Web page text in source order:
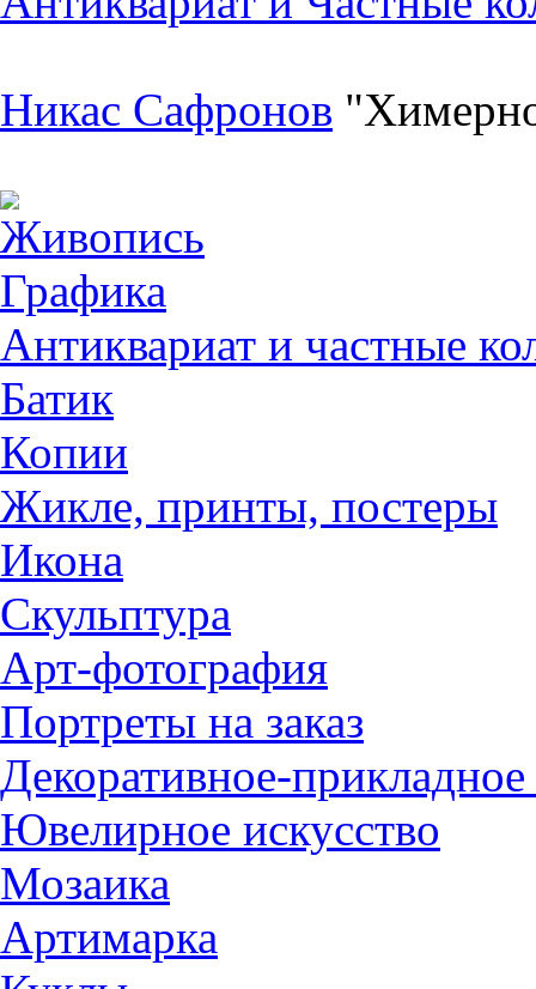
Никас Сафронов
Живопись
Графика
Антиквариат и частные
Батик
Копии
Жикле, принты, постеры
Икона
Скульптура
Арт-фотография
Портреты на заказ
Декоративное-прикладное
Ювелирное искусство
Мозаика
Артимарка